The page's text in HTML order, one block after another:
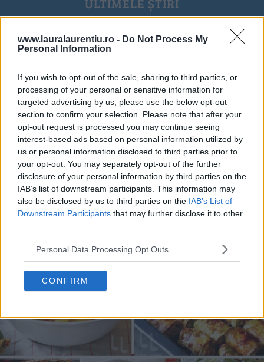
www.lauralaurentiu.ro - Do Not Process My
Personal Information
If you wish to opt-out of the sale, sharing to third parties, or
processing of your personal or sensitive information for
targeted advertising by us, please use the below opt-out
section to confirm your selection. Please note that after your
opt-out request is processed you may continue seeing
interest-based ads based on personal information utilized by
us or personal information disclosed to third parties prior to
your opt-out. You may separately opt-out of the further
disclosure of your personal information by third parties on the
IAB’s list of downstream participants. This information may
also be disclosed by us to third parties on the IAB’s List of
Downstream Participants that may further disclose it to other
Personal Data Processing Opt Outs
CONFIRM
ULTIMELE ȘTIRI
20 de rețete de salate de vară fără prelucrare termică